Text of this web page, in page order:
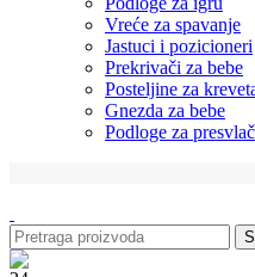
Vreće za spavanje
Jastuci i pozicioneri
Prekrivači za bebe
Posteljine za
Gnezda za bebe
Podloge za